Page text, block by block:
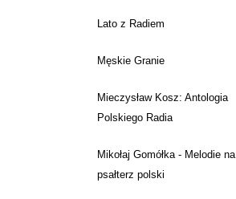
Lato z Radiem
Męskie Granie
Mieczysław Kosz: Antologia
Polskiego Radia
Mikołaj Gomółka - Melodie na
psałterz polski